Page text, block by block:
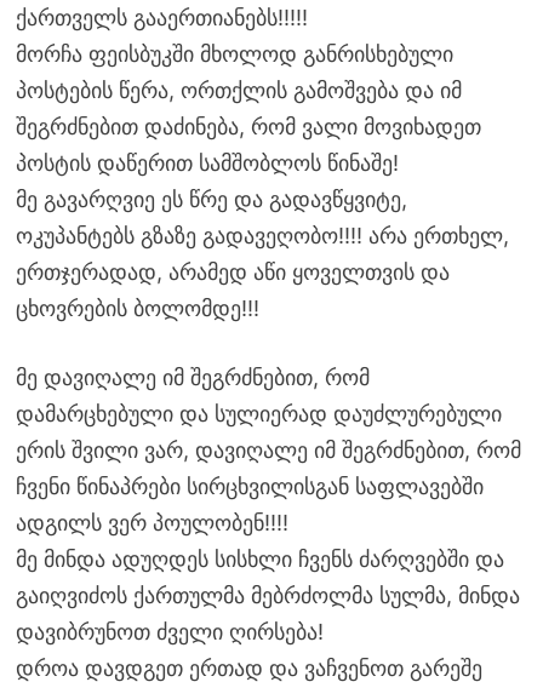
ქართველს გააერთიანებს!!!!!
მორჩა ფეისბუკში მხოლოდ განრისხებული
პოსტების წერა, ორთქლის გამოშვება და იმ
შეგრძნებით დაძინება, რომ ვალი მოვიხადეთ
პოსტის დაწერით სამშობლოს წინაშე!
მე გავარღვიე ეს წრე და გადავწყვიტე,
ოკუპანტებს გზაზე გადავეღობო!!!! არა ერთხელ,
ერთჯერადად, არამედ აწი ყოველთვის და
ცხოვრების ბოლომდე!!!
მე დავიღალე იმ შეგრძნებით, რომ
დამარცხებული და სულიერად დაუძლურებული
ერის შვილი ვარ, დავიღალე იმ შეგრძნებით, რომ
ჩვენი წინაპრები სირცხვილისგან საფლავებში
ადგილს ვერ პოულობენ!!!!
მე მინდა ადუღდეს სისხლი ჩვენს ძარღვებში და
გაიღვიძოს ქართულმა მებრძოლმა სულმა, მინდა
დავიბრუნოთ ძველი ღირსება!
დროა დავდგეთ ერთად და ვაჩვენოთ გარეშე